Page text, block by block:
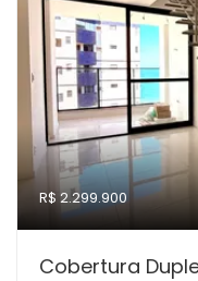
R$ 2.299.900
Cobertura